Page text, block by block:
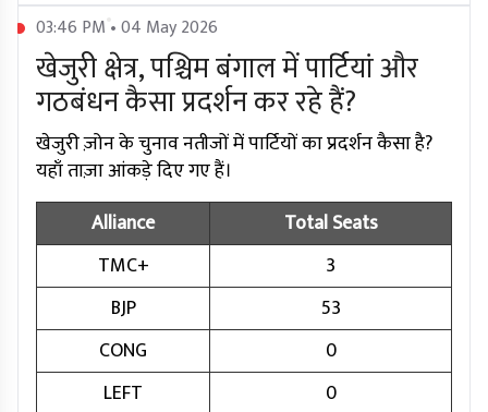
03:46 PM • 04 May 2026
खेजुरी क्षेत्र, पश्चिम बंगाल में पार्टियां और
गठबंधन कैसा प्रदर्शन कर रहे हैं?
खेजुरी ज़ोन के चुनाव नतीजों में पार्टियों का प्रदर्शन कैसा है?
यहाँ ताज़ा आंकड़े दिए गए हैं।
Alliance
Total Seats
TMC+
3
BJP
53
CONG
0
LEFT
0